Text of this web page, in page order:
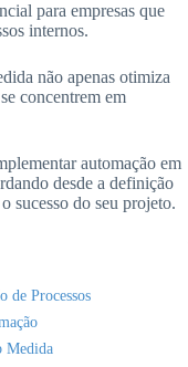
para empresas que
internos.
não apenas otimiza
concentrem em
automação em
desde a definição
sucesso do seu projeto.
de Processos
Medida